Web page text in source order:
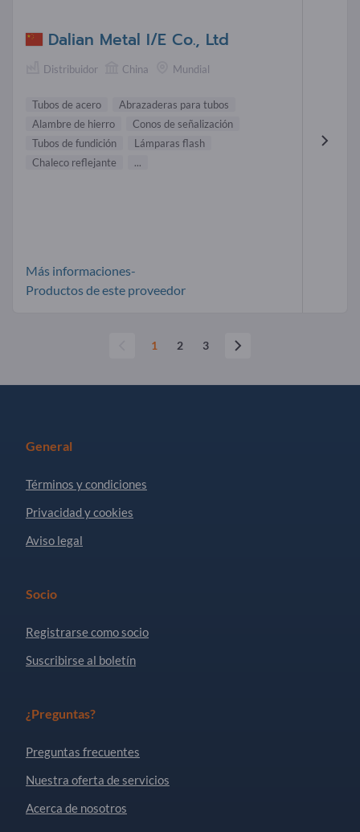
Dalian Metal I/E Co., Ltd
Distribuidor China Mundial
Tubos de acero
Abrazaderas para tubos
Alambre de hierro
Conos de señalización
Tubos de fundición
Lámparas flash
Chaleco reflejante
...
Más informaciones-
Productos de este proveedor
1 2 3
General
Términos y condiciones
Privacidad y cookies
Aviso legal
Socio
Registrarse como socio
Suscribirse al boletín
¿Preguntas?
Preguntas frecuentes
Nuestra oferta de servicios
Acerca de nosotros